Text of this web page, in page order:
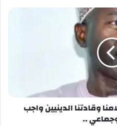
وقادتنا الدينيين واجب
..